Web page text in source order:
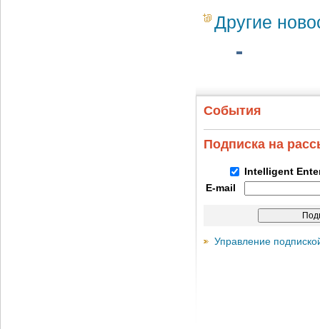
Другие
События
Подписка на
Intelligent
E-mail
Управление